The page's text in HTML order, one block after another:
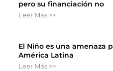
pero su financiación no
Leer Más >>
El Niño es una amenaza
América Latina
Leer Más >>